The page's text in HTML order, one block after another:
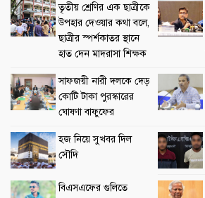
তৃতীয় শ্রেণির এক ছাত্রীকে
উপহার দেওয়ার কথা বলে,
ছাত্রীর স্পর্শকাতর স্থানে
হাত দেন মাদরাসা শিক্ষক
সাফজয়ী নারী দলকে দেড়
কোটি টাকা পুরস্কারের
ঘোষণা বাফুফের
হজ নিয়ে সুখবর দিল
সৌদি
বিএসএফের গুলিতে